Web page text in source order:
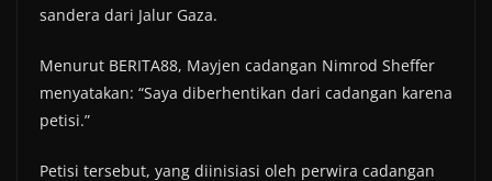
sandera dari Jalur Gaza.
Menurut BERITA88, Mayjen cadangan Nimrod Sheffer
menyatakan: “Saya diberhentikan dari cadangan karena
petisi.”
Petisi tersebut, yang diinisiasi oleh perwira cadangan